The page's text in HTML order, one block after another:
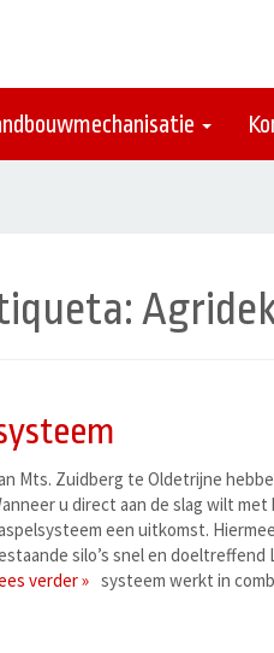
Mts. Zuidberg te Oldetrijne
u direct aan de slag wilt
een uitkomst.
silo’s snel en doeltreffend
systeem werkt in
verder »